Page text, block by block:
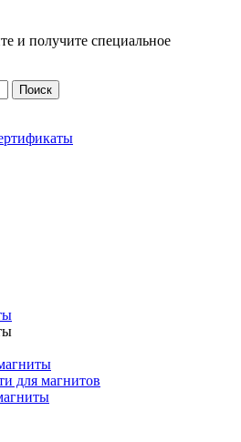
и получите специальное
Поиск
для магнитов